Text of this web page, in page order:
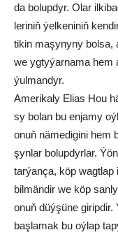
da bo­lup­dyr. Olar
le­ri­niň ýel­ke­niniň
ti­kin ma­şy­ny­ny bol­sa,
we ygtyýarnama hem
ýul­man­dyr.
Ame­ri­ka­ly Elias Hou
sy bo­lan bu en­ja­my
onuň nä­me­di­gi­ni hem
şyn­lar bo­lup­dyr­lar.
tar­ýan­ça, köp wagt­lap
bil­män­dir we köp
onuň düý­şü­ne
baş­la­mak bu oý­lap